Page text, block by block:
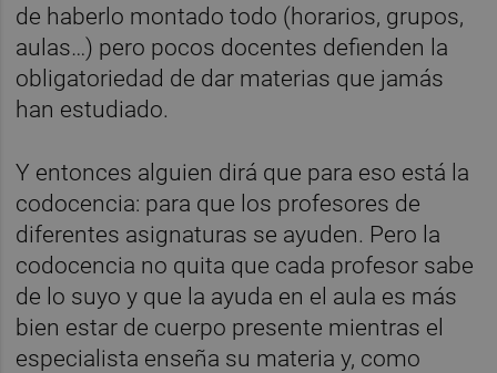
de haberlo montado todo (horarios, grupos,
aulas…) pero pocos docentes defienden la
obligatoriedad de dar materias que jamás
han estudiado.
Y entonces alguien dirá que para eso está la
codocencia: para que los profesores de
diferentes asignaturas se ayuden. Pero la
codocencia no quita que cada profesor sabe
de lo suyo y que la ayuda en el aula es más
bien estar de cuerpo presente mientras el
especialista enseña su materia y, como